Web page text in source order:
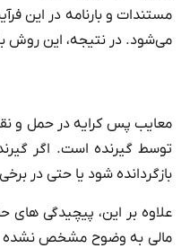
مستندات و بارنامه در این
می‌شود. در نتیجه، این روش
معایب پس کرایه در حمل و
توسط گیرنده است. اگر
بازگردانده شود یا حتی در
علاوه بر این، پیچیدگی‌
مالی به وضوح مشخص نشده